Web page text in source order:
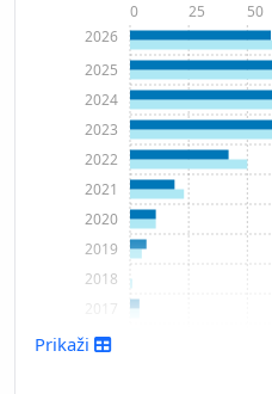
2016
2017
2018
2019
2020
2021
2022
2023
2024
2025
2026
0 25 50
Prikaži